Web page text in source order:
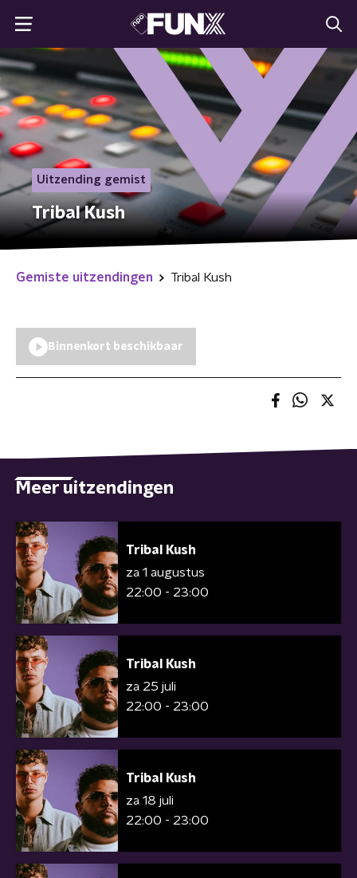
Uitzending gemist
Tribal Kush
Gemiste uitzendingen Tribal Kush
Binnenkort beschikbaar
Meer uitzendingen
Tribal Kush
za 1 augustus
22:00 - 23:00
Tribal Kush
za 25 juli
22:00 - 23:00
Tribal Kush
za 18 juli
22:00 - 23:00